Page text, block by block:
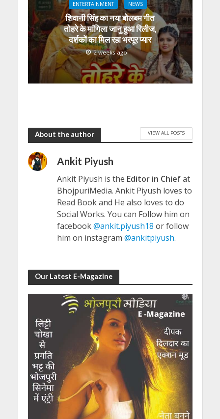
ENTERTAINMENT NEWS
शिवानी सिंह का नया बोलबम गीत
तोहरे के मांगिला जानु हुआ रिलीज,
दर्शकों का मिल रहा भरपूर प्यार
2 weeks ago
About the author VIEW ALL POSTS
Ankit Piyush
Ankit Piyush is the Editor in Chiefat
BhojpuriMedia. Ankit Piyush loves to
Read Book and He also loves to do
Social Works. You can Follow him on
facebook@ankit.piyush18 or follow
him on instagram @ankitpiyush.
Our Latest E-Magazine